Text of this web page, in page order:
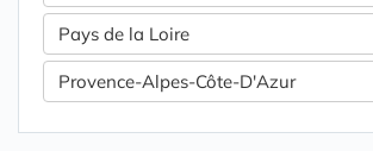
Pays de la Loire
Provence-Alpes-Côte-D'Azur